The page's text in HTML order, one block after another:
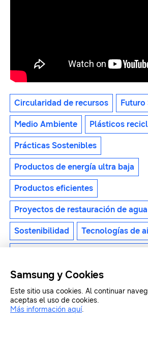
Circularidad de recursos
Medio Ambiente Plásticos
Prácticas Sostenibles
Productos de energía ultra baja
Productos eficientes
Proyectos de restauración de agua
Sostenibilidad Tecnologías de
Corporativo Ciudadanía
Samsung y Cookies
Este sitio usa cookies. Al continuar
aceptas el uso de cookies.
Más información aquí.